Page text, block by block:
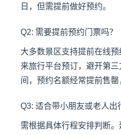
日，但需提前做好预约。
Q2: 需要提前预约门票吗？
大多数景区支持提前在线
来旅行平台预订，避开第
间，预约名额经常提前售罄
Q3: 适合带小朋友或老人出
需根据具体行程安排判断